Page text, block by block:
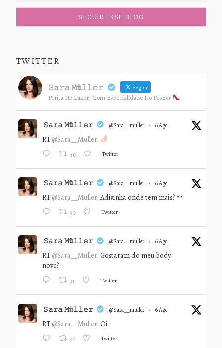
TWITTER
𝚂𝚊𝚛𝚊 𝙼ü𝚕𝚕𝚎𝚛 Seguir
Perita No Lazer, Com Especialidade No Prazer
𝚂𝚊𝚛𝚊 𝙼ü𝚕𝚕𝚎𝚛 @sara__muller · 6 Ago
RT @Sara__Muller:
40 Twitter
𝚂𝚊𝚛𝚊 𝙼ü𝚕𝚕𝚎𝚛 @sara__muller · 6 Ago
RT @Sara__Muller: Adivinha onde tem mais?
30 Twitter
𝚂𝚊𝚛𝚊 𝙼ü𝚕𝚕𝚎𝚛 @sara__muller · 6 Ago
RT @Sara__Muller: Gostaram do meu body
novo?
31 Twitter
𝚂𝚊𝚛𝚊 𝙼ü𝚕𝚕𝚎𝚛 @sara__muller · 6 Ago
RT @Sara__Muller: Oi
36 Twitter